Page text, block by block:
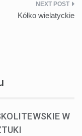
Kółko wielatyckie
W